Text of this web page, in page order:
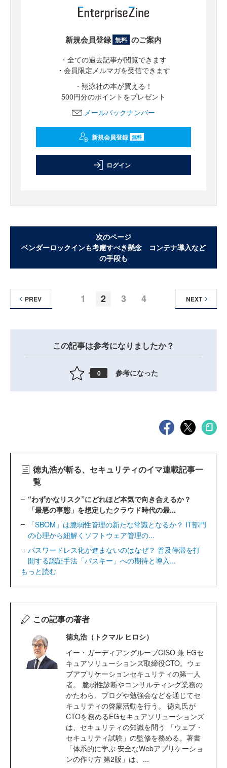
新規会員登録 無料 のご案内
・全ての過去記事が閲覧できます
・会員限定メルマガを受信できます
・翔泳社の本が買える！
500円分のポイントをプレゼント
メールバックナンバー
新規会員登録 無料
ログイン
次のページ
ベンダーロックインも考慮すべき懸念 コンテナ導入など
の手段も
1 2 3 4
PREV NEXT
この記事は参考になりましたか？
0 参考になった
徳丸浩が斬る、セキュリティのイマ連載記事一
覧
“わずかなリスク”にどれほど本気で向き合えるか？
「最悪の事態」を想定したクラウド時代の最...
「SBOM」は脆弱性管理の新たな常識となるか？ IT部門
の心理から紐解くソフトウェア管理の...
パスワードレス化が進まないのはなぜ？ 普及停滞を打
開する認証手法「パスキー」への期待と導入...
もっと読む
この記事の著者
徳丸浩（トクマル ヒロシ）
イー・ガーディアングループCISO 兼 EGセ
キュアソリューションズ取締役CTO。ウェ
ブアプリケーションセキュリティの第一人
者。 脆弱性診断やコンサルティング業務の
かたわら、ブログや勉強会などを通じてセ
キュリティの啓蒙活動を行う。 徳丸氏が
CTOを務めるEGセキュアソリューションズ
は、セキュリティの知識を問う 「ウェブ・
セキュリティ試験」の監修を務める。著書
「体系的に学ぶ 安全なWebアプリケーショ
ンの作り方 第2版」は、...